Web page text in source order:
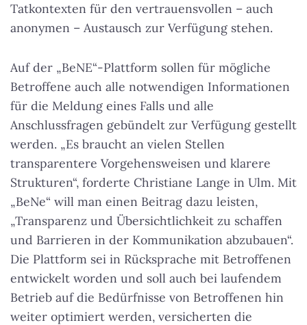
Tatkontexten für den vertrauensvollen – auch
anonymen – Austausch zur Verfügung stehen.
Auf der „BeNE“-Plattform sollen für mögliche
Betroffene auch alle notwendigen Informationen
für die Meldung eines Falls und alle
Anschlussfragen gebündelt zur Verfügung gestellt
werden. „Es braucht an vielen Stellen
transparentere Vorgehensweisen und klarere
Strukturen“, forderte Christiane Lange in Ulm. Mit
„BeNe“ will man einen Beitrag dazu leisten,
„Transparenz und Übersichtlichkeit zu schaffen
und Barrieren in der Kommunikation abzubauen“.
Die Plattform sei in Rücksprache mit Betroffenen
entwickelt worden und soll auch bei laufendem
Betrieb auf die Bedürfnisse von Betroffenen hin
weiter optimiert werden, versicherten die